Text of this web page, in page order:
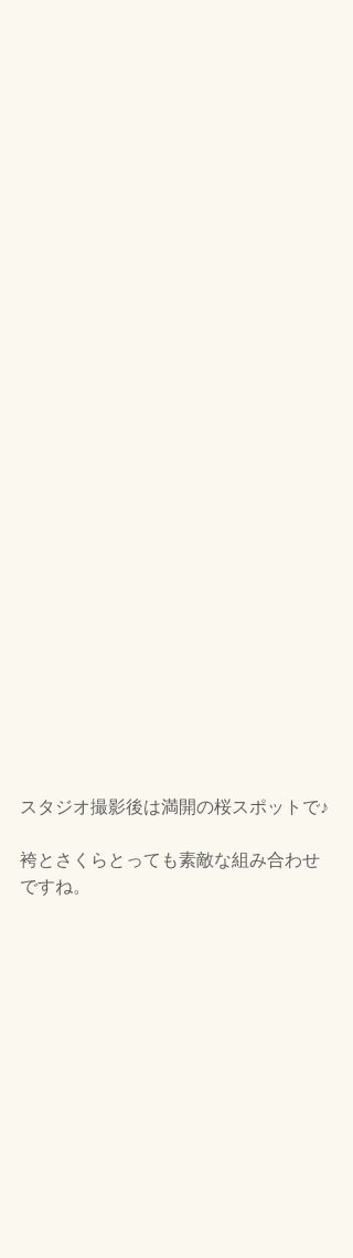
スタジオ撮影後は満開の桜スポットで♪
袴とさくらとっても素敵な組み合わせ
ですね。